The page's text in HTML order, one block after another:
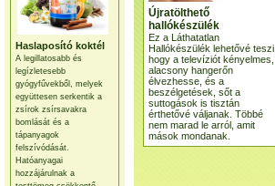
Haslaposító koktél
A legillatosabb és
legízletesebb
gyógyfűvekből, melyek
együttesen serkentik a
zsírok zsírsavakra
bomlását és a
tápanyagok
felszívódását.
Hatóanyagai
hozzájárulnak a
Újratölthető
hallókészülék
Ez a Láthatatlan
Hallókészülék lehetővé teszi,
hogy a televíziót kényelmes,
alacsony hangerőn
élvezhesse, és a
beszélgetések, sőt a
suttogások is tisztán
érthetővé váljanak. Többé
nem marad le arról, amit
mások mondanak.